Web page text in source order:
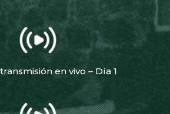
en vivo – Día 1